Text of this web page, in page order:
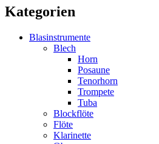
Kategorien
Blasinstrumente
Blech
Horn
Posaune
Tenorhorn
Trompete
Tuba
Blockflöte
Flöte
Klarinette